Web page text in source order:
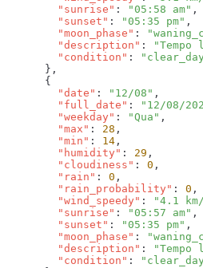
        "sunrise"
: "05:58 am"
        "sunset"
: "05:35 pm"
        "moon_phase"
:
        "description"
: "Tempo
        "condition"
:
        "date"
: "12/08"
        "full_date"
: "12/08/
        "weekday"
: "Qua"
        "max"
: 28
        "min"
: 14
        "humidity"
: 29
        "cloudiness"
: 0
        "rain"
: 0
        "rain_probability"
: 0
        "wind_speedy"
: "4.1
        "sunrise"
: "05:57 am"
        "sunset"
: "05:35 pm"
        "moon_phase"
:
        "description"
: "Tempo
        "condition"
: